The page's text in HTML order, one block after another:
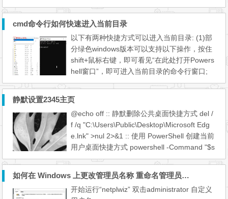
面，点击“使用权限”按钮修改内置账户的密
7899 账号：admin 密码：radmin.
7899 高级用户篇（小白请略过）： 如何修改
radmin server 的默认安装设置？比如自定义
默...
cmd命令行如何快速进入当前目录
以下有两种快捷方式可以进入当前目录: (1)部
分绿色windows版本可以支持以下操作，按住
shift+鼠标右键，即可看见“在此处打开Powers
hell窗口”，即可进入当前目录的命令行窗口;
(2)直接在目录栏输入“cmd”即可进入命令行窗
静默设置2345主页
@echo off :: 静默删除公共桌面快捷方式 del /
f /q "C:\Users\Public\Desktop\Microsoft Edg
e.lnk" >nul 2>&1 :: 使用 PowerShell 创建当前
用户桌面快捷方式 powershell -Command "$s
=(New-Object -COM WScript.Shell).CreateS
op')+'\Microsoft Edge.lnk');$s.TargetPath
='C:\Program Files (x86)\Microsoft\Edge\App
如何在 Windows 上更改管理员名称 重命名管理员帐户
开始运行“netplwiz” 双击administrator 自定义